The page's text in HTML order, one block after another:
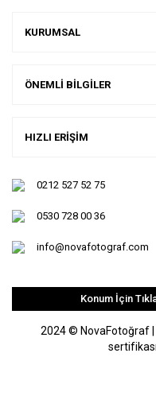
KURUMSAL
ÖNEMLİ BİLGİLER
HIZLI ERİŞİM
0212 527 52 75
0530 728 00 36
info@novafotograf.com
Konum İçin
2024 © NovaFotoğraf |